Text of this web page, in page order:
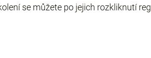
se můžete po jejich rozkliknutí